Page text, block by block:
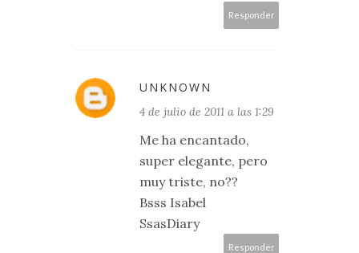
Responder
UNKNOWN
4 de julio de 2011 a las 1:29
Me ha encantado,
super elegante, pero
muy triste, no??
Bsss Isabel
SsasDiary
Responder